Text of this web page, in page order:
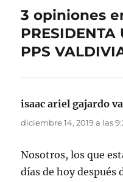
3 opiniones
PRESIDENTA
PPS
isaac ariel gajardo
diciembre 14, 2019 a las
Nosotros, los que
días de hoy